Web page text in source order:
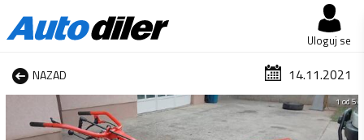
Uloguj se
NAZAD 14.11.2021
1 od 5